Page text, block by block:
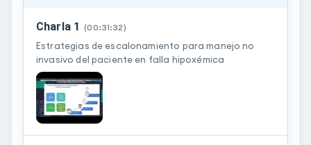
Charla 1 (00:31:32)
Estrategias de escalonamiento para manejo no
invasivo del paciente en falla hipoxémica